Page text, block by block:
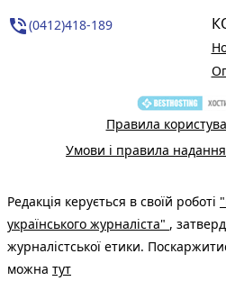
phone_in_talk(0412)418-189
Правила
Умови і правила
Редакція керується в своїй роботі
українського журналіста" ,
журналістської етики.
можна тут